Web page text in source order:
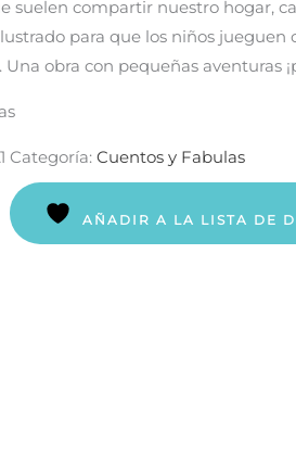
suelen compartir nuestro hogar,
para que los niños jueguen
obra con pequeñas aventuras
Categoría: Cuentos y Fabulas
AÑADIR A LA LISTA DE